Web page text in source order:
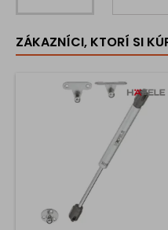
ZÁKAZNÍCI, KTORÍ SI